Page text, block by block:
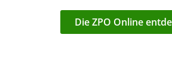
Die ZPO Online